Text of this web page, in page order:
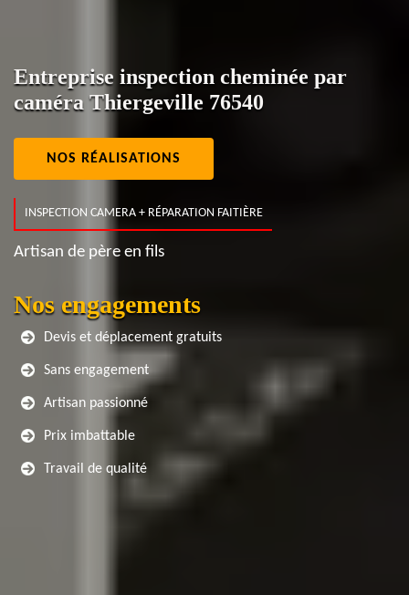
Entreprise inspection cheminée par
caméra Thiergeville 76540
NOS RÉALISATIONS
INSPECTION CAMERA + RÉPARATION FAITIÈRE
Artisan de père en fils
Nos engagements
Devis et déplacement gratuits
Sans engagement
Artisan passionné
Prix imbattable
Travail de qualité